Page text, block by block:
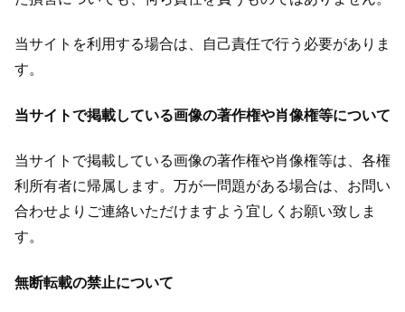
当サイトを利用する場合は、自己責任で行う必要がありま
す。
当サイトで掲載している画像の著作権や肖像権等について
当サイトで掲載している画像の著作権や肖像権等は、各権
利所有者に帰属します。万が一問題がある場合は、お問い
合わせよりご連絡いただけますよう宜しくお願い致しま
す。
無断転載の禁止について